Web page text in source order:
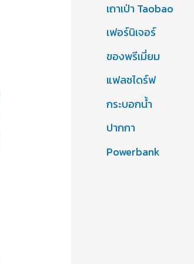
เถาเป่า Taobao
เฟอร์นิเจอร์
ของพรีเมี่ยม
แฟลชไดร์ฟ
กระบอกน้ำ
ปากกา
Powerbank